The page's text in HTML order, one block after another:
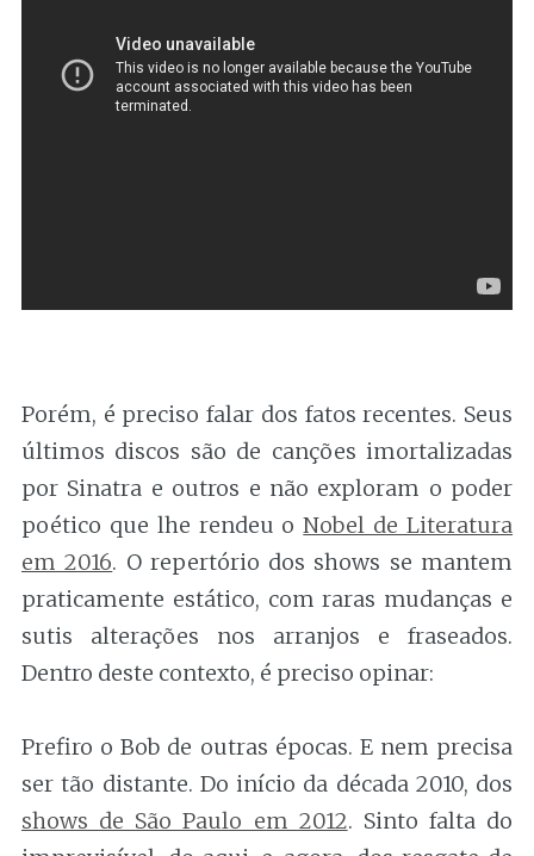
Porém, é preciso falar dos fatos recentes. Seus
últimos discos são de canções imortalizadas
por Sinatra e outros e não exploram o poder
poético que lhe rendeu oNobel de Literatura
em 2016. O repertório dos shows se mantem
praticamente estático, com raras mudanças e
sutis alterações nos arranjos e fraseados.
Dentro deste contexto, é preciso opinar:
Prefiro o Bob de outras épocas. E nem precisa
ser tão distante. Do início da década 2010, dos
shows de São Paulo em 2012. Sinto falta do